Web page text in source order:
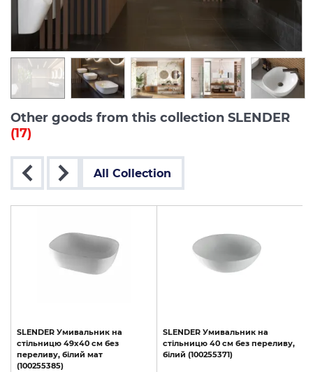
Other goods from this collection SLENDER
(17)
All Collection
SLENDER Умивальник на
стільницю 49x40 см без
переливу, білий мат
(100255385)
SLENDER Умивальник на
стільницю 40 см без переливу,
білий (100255371)